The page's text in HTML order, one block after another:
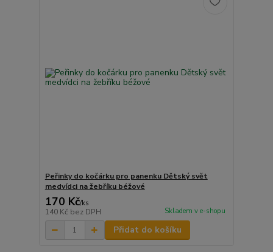
Peřinky do kočárku pro panenku Dětský svět
medvídci na žebříku béžové
170 Kč/ks
140 Kč bez DPH Skladem v e-shopu
Přidat do košíku